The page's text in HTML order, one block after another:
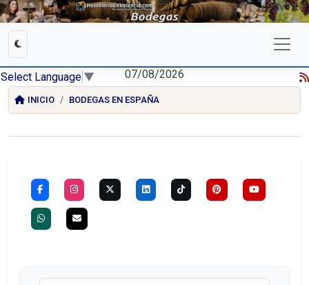
Select Language ▼ 07/08/2026
INICIO BODEGAS EN ESPAÑA